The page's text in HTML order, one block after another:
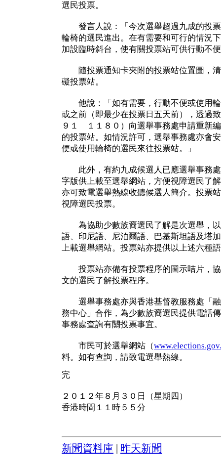
選民投票。
發言人說：「今次選舉超過九成的投票
輪椅的選民進出。在有需要和可行的情況
加設臨時斜台，使有關投票站可供行動不
隨投票通知卡夾附的投票站位置圖，清
礙投票站。
他說：「如有需要，行動不便或使用輪
或之前（即最少在投票日五天前），透過
９１ １１８０）向選舉事務處申請重新
的投票站。如情況許可，選舉事務處亦會
便或使用輪椅的選民來往投票站。」
此外，有約九成候選人已應選舉事務處
字版供上載至選舉網站，方便視障選民了
亦可致電選舉熱線收聽候選人簡介。投票
視障選民投票。
為協助少數族裔選民了解是次選舉，以
語、印尼語、尼泊爾語、巴基斯坦語及塔
上載選舉網站。投票站亦提供以上述六種
投票站亦備有投票程序的圖示咭片，協
文的選民了解投票程序。
選舉事務處亦與香港基督教服務處「
務中心」合作，為少數族裔選民提供電話
事務處查詢有關投票事宜。
市民可於選舉網站（
料。如有查詢，請致電選舉熱線。
完
２０１２年８月３０日（星期四）
香港時間１１時５５分
新聞資料庫 昨天新聞